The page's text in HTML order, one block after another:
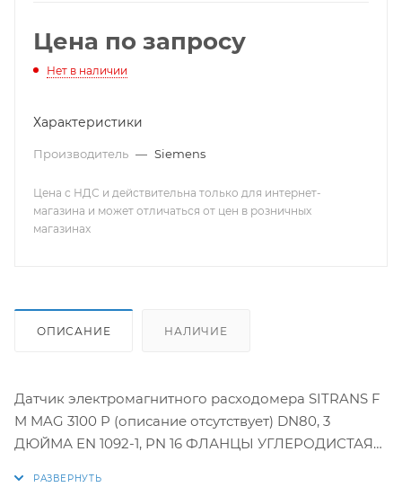
НЕТ СВЯЗИ МЕТРИЧЕСКАЯ КЛЕММНАЯ КОРОБКА ИЗ
ПОЛИАМИДА ИЛИ КОМПАКТНАЯ 6000 I
Цена по запросу
Нет в наличии
Характеристики
Производитель — Siemens
Цена с НДС и действительна только для интернет-
магазина и может отличаться от цен в розничных
магазинах
ОПИСАНИЕ НАЛИЧИЕ
Датчик электромагнитного расходомера SITRANS F
M MAG 3100 P (описание отсутствует) DN80, 3
ДЮЙМА EN 1092-1, PN 16 ФЛАНЦЫ УГЛЕРОДИСТАЯ